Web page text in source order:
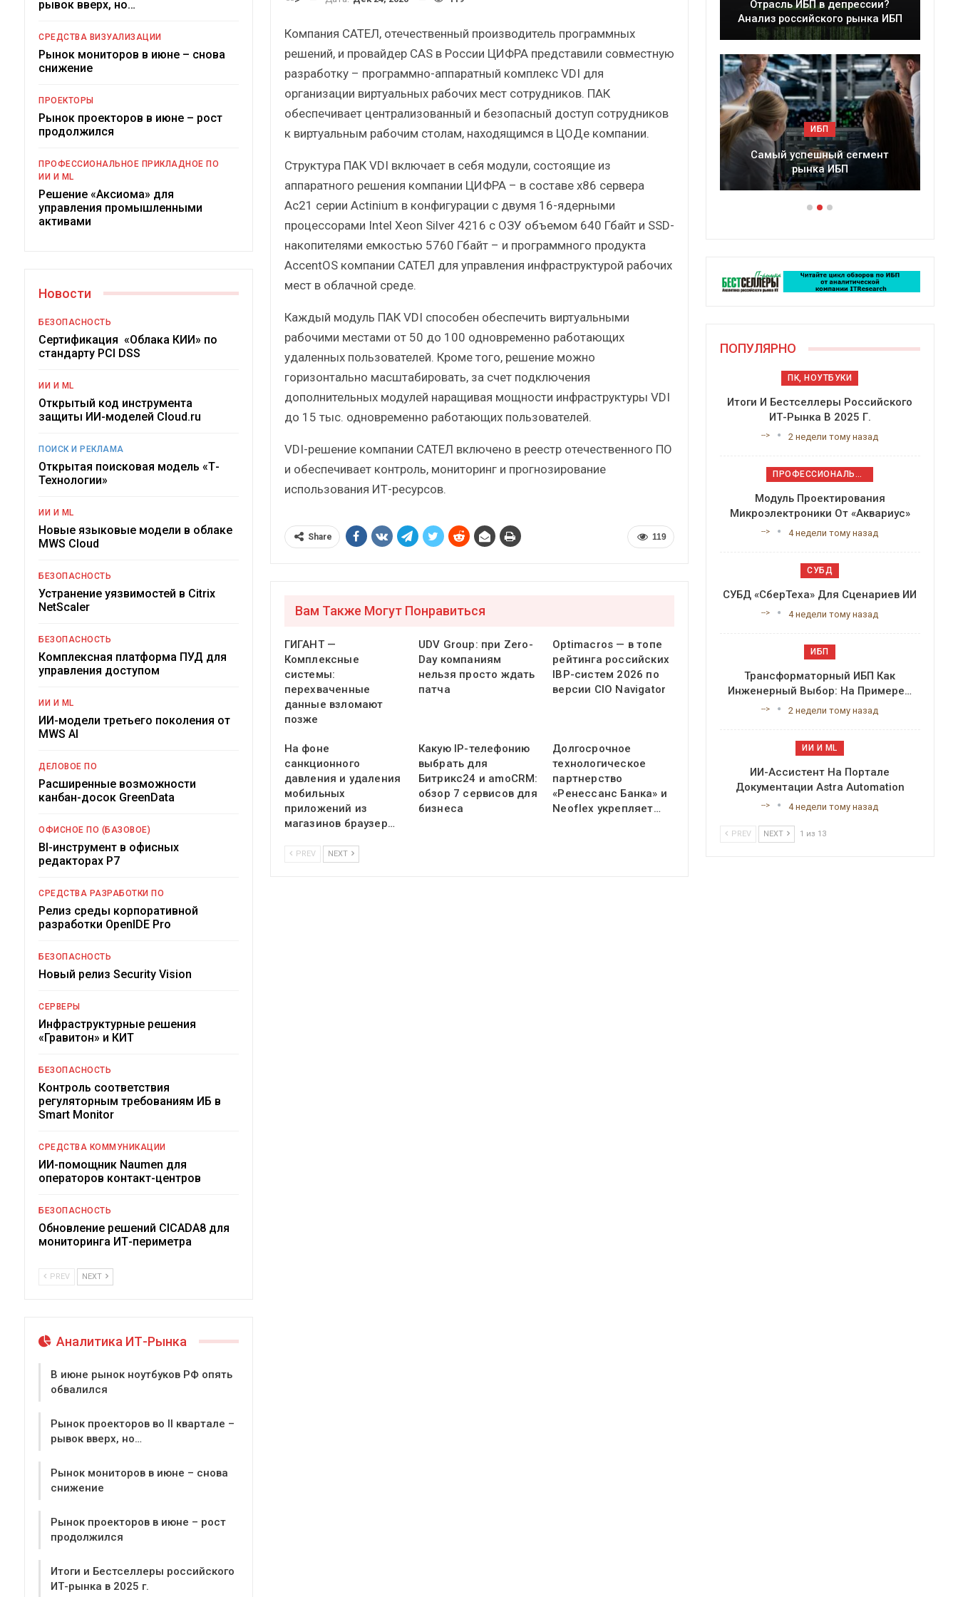
Компания САТЕЛ, отечественный производитель программных
решений, и провайдер CAS в России ЦИФРА представили совместную
разработку – программно-аппаратный комплекс VDI для
организации виртуальных рабочих мест сотрудников. ПАК
обеспечивает централизованный и безопасный доступ сотрудников
к виртуальным рабочим столам, находящимся в ЦОДе компании.
Структура ПАК VDI включает в себя модули, состоящие из
аппаратного решения компании ЦИФРА – в составе x86 сервера
Ac21 серии Actinium в конфигурации с двумя 16-ядерными
процессорами Intel Xeon Silver 4216 с ОЗУ объемом 640 Гбайт и SSD-
накопителями емкостью 5760 Гбайт – и программного продукта
AccentOS компании САТЕЛ для управления инфраструктурой рабочих
мест в облачной среде.
Каждый модуль ПАК VDI способен обеспечить виртуальными
рабочими местами от 50 до 100 одновременно работающих
удаленных пользователей. Кроме того, решение можно
горизонтально масштабировать, за счет подключения
дополнительных модулей наращивая мощности инфраструктуры VDI
до 15 тыс. одновременно работающих пользователей.
VDI-решение компании САТЕЛ включено в реестр отечественного ПО
и обеспечивает контроль, мониторинг и прогнозирование
использования ИТ-ресурсов.
119
Share
Вам Также Могут Понравиться
ГИГАНТ —
Комплексные
системы:
перехваченные
данные взломают
позже
UDV Group: при Zero-
Day компаниям
нельзя просто ждать
патча
Optimacros — в топе
рейтинга российских
IBP-систем 2026 по
версии CIO Navigator
На фоне
санкционного
давления и удаления
мобильных
приложений из
магазинов браузер…
Какую IP-телефонию
выбрать для
Битрикс24 и amoCRM:
обзор 7 сервисов для
бизнеса
Долгосрочное
технологическое
партнерство
«Ренессанс Банка» и
Neoflex укрепляет…
PREV NEXT
рывок вверх, но…
СРЕДСТВА ВИЗУАЛИЗАЦИИ
Рынок мониторов в июне – снова
снижение
ПРОЕКТОРЫ
Рынок проекторов в июне – рост
продолжился
ПРОФЕССИОНАЛЬНОЕ ПРИКЛАДНОЕ ПО
ИИ И ML
Решение «Аксиома» для
управления промышленными
активами
Новости
БЕЗОПАСНОСТЬ
Сертификация «Облака КИИ» по
стандарту PCI DSS
ИИ И ML
Открытый код инструмента
защиты ИИ-моделей Cloud.ru
ПОИСК И РЕКЛАМА
Открытая поисковая модель «Т-
Технологии»
ИИ И ML
Новые языковые модели в облаке
MWS Cloud
БЕЗОПАСНОСТЬ
Устранение уязвимостей в Citrix
NetScaler
БЕЗОПАСНОСТЬ
Комплексная платформа ПУД для
управления доступом
ИИ И ML
ИИ-модели третьего поколения от
MWS AI
ДЕЛОВОЕ ПО
Расширенные возможности
канбан-досок GreenData
ОФИСНОЕ ПО (БАЗОВОЕ)
BI-инструмент в офисных
редакторах Р7
СРЕДСТВА РАЗРАБОТКИ ПО
Релиз среды корпоративной
разработки OpenIDE Pro
БЕЗОПАСНОСТЬ
Новый релиз Security Vision
СЕРВЕРЫ
Инфраструктурные решения
«Гравитон» и КИТ
БЕЗОПАСНОСТЬ
Контроль соответствия
регуляторным требованиям ИБ в
Smart Monitor
СРЕДСТВА КОММУНИКАЦИИ
ИИ-помощник Naumen для
операторов контакт-центров
БЕЗОПАСНОСТЬ
Обновление решений CICADA8 для
мониторинга ИТ-периметра
PREV NEXT
Аналитика ИТ-Рынка
В июне рынок ноутбуков РФ опять
обвалился
Рынок проекторов во II квартале –
рывок вверх, но…
Рынок мониторов в июне – снова
снижение
Рынок проекторов в июне – рост
продолжился
Итоги и Бестселлеры российского
ИТ-рынка в 2025 г.
Краткий статистический
ИБП
российский рынок ИБП?
ИБП
Часть II.
Отрасль ИБП в депрессии?
Анализ российского рынка ИБП
ИБП
Самый успешный сегмент
рынка ИБП
ПОПУЛЯРНО
ПК, НОУТБУКИ
Итоги И Бестселлеры Российского
ИТ-Рынка В 2025 Г.
--> 2 недели тому назад
ПРОФЕССИОНАЛЬНОЕ ПРИКЛАДНОЕ ПО
Модуль Проектирования
Микроэлектроники От «Аквариус»
--> 4 недели тому назад
СУБД
СУБД «СберТеха» Для Сценариев ИИ
--> 4 недели тому назад
ИБП
Трансформаторный ИБП Как
Инженерный Выбор: На Примере…
--> 2 недели тому назад
ИИ И ML
ИИ-Ассистент На Портале
Документации Astra Automation
--> 4 недели тому назад
PREV NEXT 1 из 13